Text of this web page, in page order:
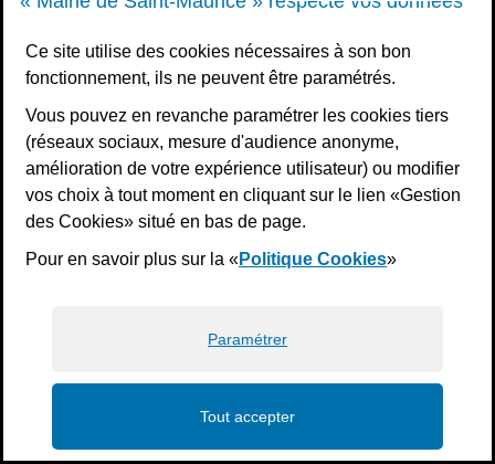
Ce site utilise des cookies nécessaires à son bon
fonctionnement, ils ne peuvent être paramétrés.
Vous pouvez en revanche paramétrer les cookies tiers
(réseaux sociaux, mesure d'audience anonyme,
amélioration de votre expérience utilisateur) ou modifier
vos choix à tout moment en cliquant sur le lien «Gestion
des Cookies» situé en bas de page.
Pour en savoir plus sur la «Politique Cookies»
Paramétrer
Tout accepter